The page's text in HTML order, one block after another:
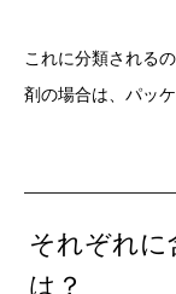
これに分類される
剤の場合は、パッ
それぞれに
は？